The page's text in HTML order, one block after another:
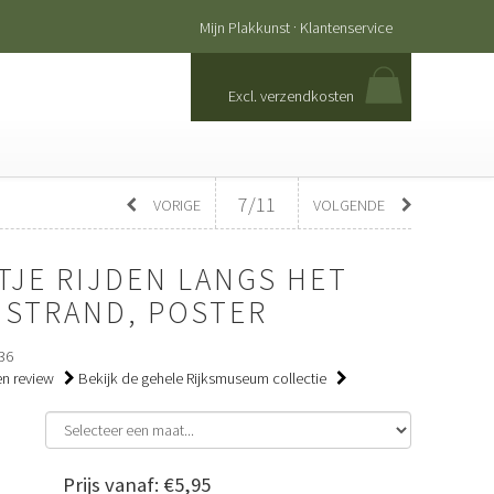
Mijn Plakkunst· Klantenservice
Excl. verzendkosten
VORIGE 7/11 VOLGENDE
RIJDEN LANGS HET
STRAND, POSTER
review Bekijk de gehele Rijksmuseum collectie
Prijs vanaf: €5,95